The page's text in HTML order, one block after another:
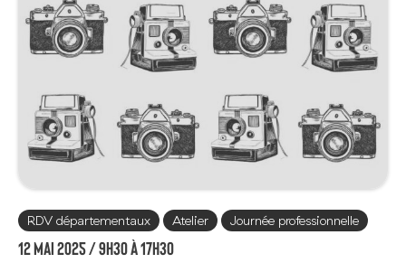
RDV départementaux Atelier Journée professionnelle
12 mai 2025 /9h30 à 17h30